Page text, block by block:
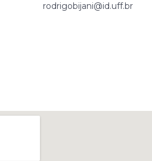
rodrigobijani@id.uff.br